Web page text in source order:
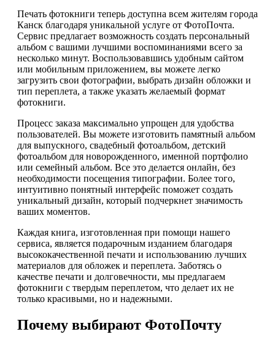
Печать фотокниги теперь доступна всем жителям города
Канск благодаря уникальной услуге от ФотоПочта.
Сервис предлагает возможность создать персональный
альбом с вашими лучшими воспоминаниями всего за
несколько минут. Воспользовавшись удобным сайтом
или мобильным приложением, вы можете легко
загрузить свои фотографии, выбрать дизайн обложки и
тип переплета, а также указать желаемый формат
фотокниги.
Процесс заказа максимально упрощен для удобства
пользователей. Вы можете изготовить памятный альбом
для выпускного, свадебный фотоальбом, детский
фотоальбом для новорожденного, именной портфолио
или семейный альбом. Все это делается онлайн, без
необходимости посещения типографии. Более того,
интуитивно понятный интерфейс поможет создать
уникальный дизайн, который подчеркнет значимость
ваших моментов.
Каждая книга, изготовленная при помощи нашего
сервиса, является подарочным изданием благодаря
высококачественной печати и использованию лучших
материалов для обложек и переплета. Заботясь о
качестве печати и долговечности, мы предлагаем
фотокниги с твердым переплетом, что делает их не
только красивыми, но и надежными.
Почему выбирают ФотоПочту